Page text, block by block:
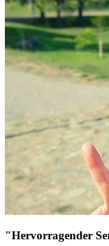
"Hervorragender